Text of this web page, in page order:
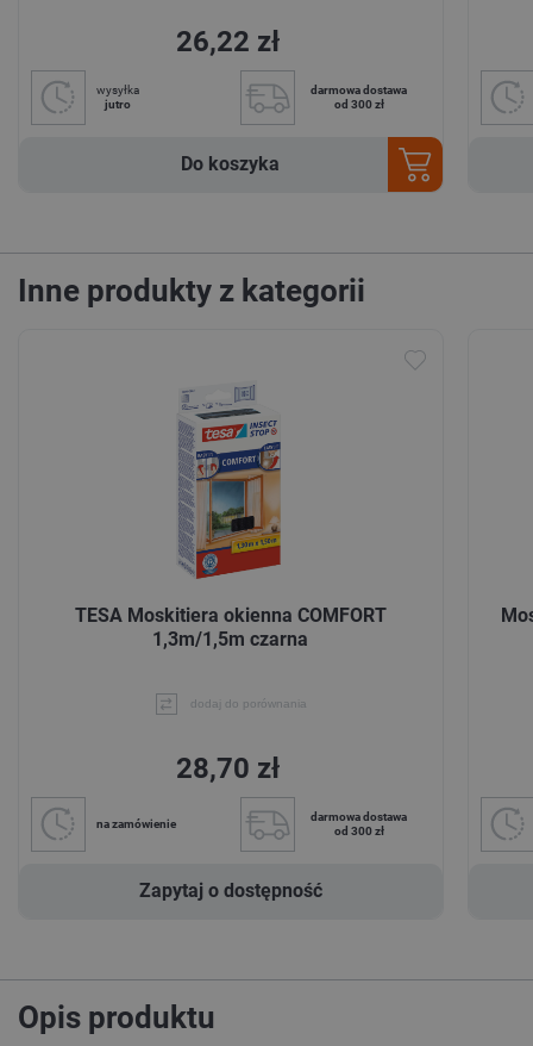
26,22 zł
wysyłka
jutro
darmowa dostawa
od 300 zł
Do koszyka
Inne produkty z kategorii
TESA Moskitiera okienna COMFORT
1,3m/1,5m czarna
dodaj do porównania
28,70 zł
na zamówienie
darmowa dostawa
od 300 zł
Zapytaj o dostępność
Opis produktu